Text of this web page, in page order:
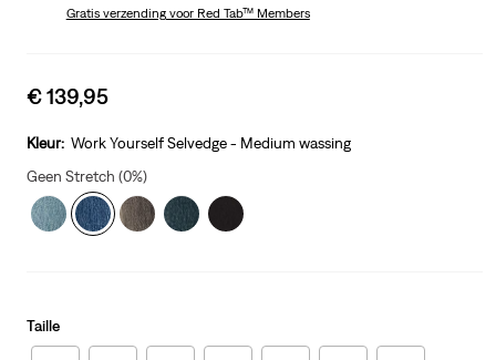
Gratis verzendingvoor Red Tab™ Members
Sale
is
€ 139,95
Kleur: Work Yourself Selvedge - Medium wassing
Geen Stretch (0%)
Taille